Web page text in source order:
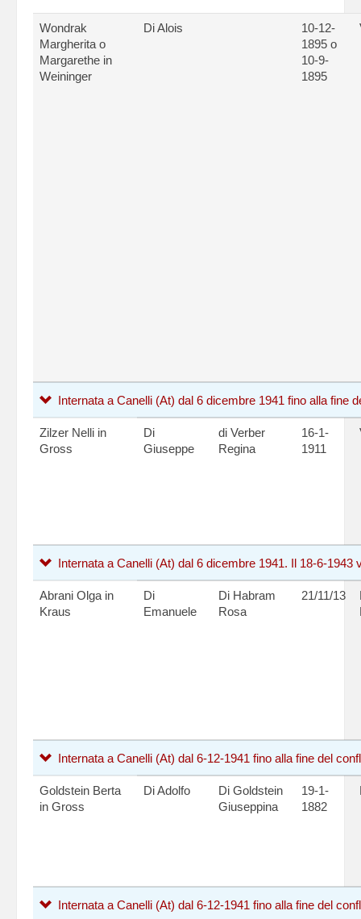
Wondrak
Margherita o
Margarethe in
Weininger
Di Alois
10-12-
1895 o
10-9-
1895
Internata a Canelli (At) dal 6 dicembre 1941 fino alla fine
Zilzer Nelli in
Gross
Di
Giuseppe
di Verber
Regina
16-1-
1911
Internata a Canelli (At) dal 6 dicembre 1941. Il 18-6-1943
Abrani Olga in
Kraus
Di
Emanuele
Di Habram
Rosa
21/11/13
Internata a Canelli (At) dal 6-12-1941 fino alla fine del
Goldstein Berta
in Gross
Di Adolfo
Di Goldstein
Giuseppina
19-1-
1882
Internata a Canelli (At) dal 6-12-1941 fino alla fine del